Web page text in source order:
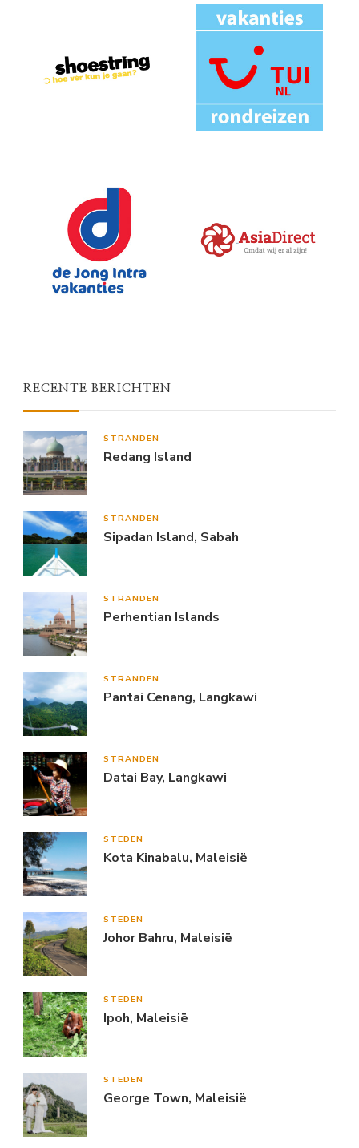
RECENTE BERICHTEN
STRANDEN
Redang Island
STRANDEN
Sipadan Island, Sabah
STRANDEN
Perhentian Islands
STRANDEN
Pantai Cenang, Langkawi
STRANDEN
Datai Bay, Langkawi
STEDEN
Kota Kinabalu, Maleisië
STEDEN
Johor Bahru, Maleisië
STEDEN
Ipoh, Maleisië
STEDEN
George Town, Maleisië